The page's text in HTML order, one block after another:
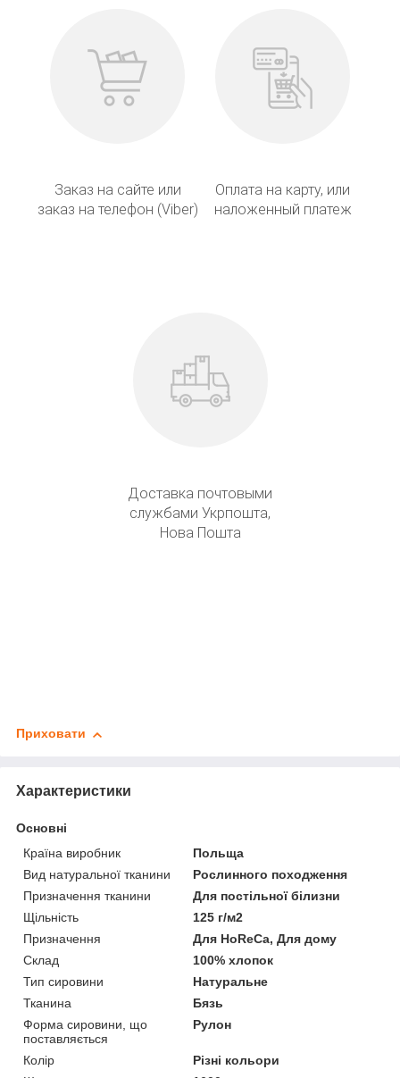
Заказ на сайте или
заказ на телефон (Viber)
Оплата на карту, или
наложенный платеж
Доставка почтовыми
службами Укрпошта,
Нова Пошта
Приховати
Характеристики
Основні
Країна виробник
Польща
Вид натуральної тканини
Рослинного походження
Призначення тканини
Для постільної білизни
Щільність
125 г/м2
Призначення
Для HoReCa, Для дому
Склад
100% хлопок
Тип сировини
Натуральне
Тканина
Бязь
Форма сировини, що
поставляється
Рулон
Колір
Різні кольори